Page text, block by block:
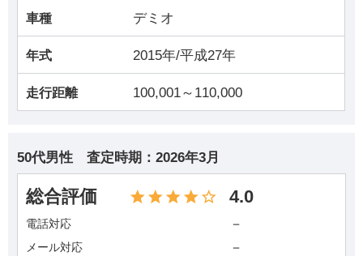
車種 デミオ
年式 2015年/平成27年
走行距離 100,001～110,000
50代男性 査定時期： 2026年3月
総合評価 4.0
電話対応 －
メール対応 －